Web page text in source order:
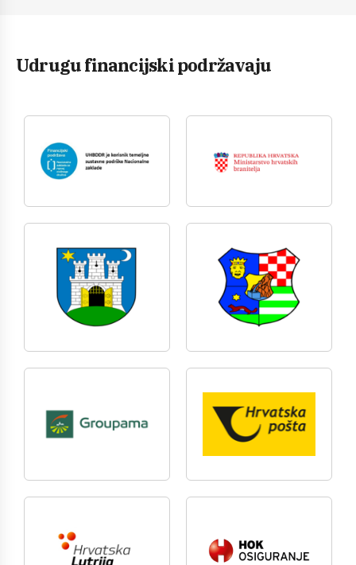
Udrugu financijski podržavaju